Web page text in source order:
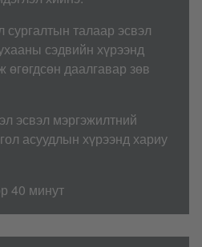
сургалтын талаар эсвэл
сэдвийн хүрээнд
өгөгдсөн даалгавар зөв
эсвэл мэргэжилтний
асуудлын хүрээнд хариу
40 минут